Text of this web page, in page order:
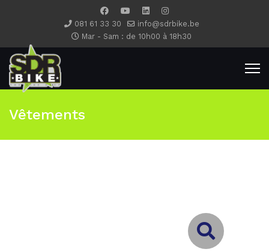
081 61 33 30
info@sdrbike.be
Mar - Sam : de 10h00 à 18h30
Vêtements